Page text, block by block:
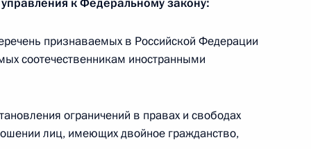
Горки
признаваемых в Российской Федерации
соотечественникам иностранными
ограничений в правах и свободах
лиц, имеющих двойное гражданство,